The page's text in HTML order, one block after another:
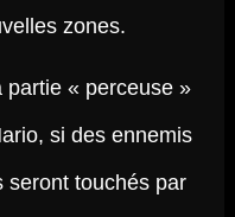
zones.
partie « perceuse »
si des ennemis
seront touchés par